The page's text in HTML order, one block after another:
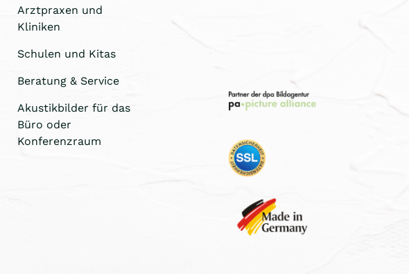
Arztpraxen und
Kliniken
Schulen und Kitas
Beratung & Service
Akustikbilder für das
Büro oder
Konferenzraum